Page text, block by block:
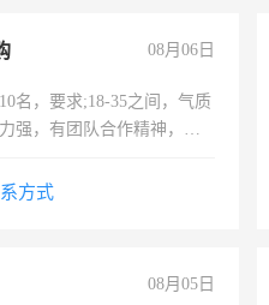
08月06日
名，要求;18-35之间，气质
强，有团队合作精神，有
方式
08月05日